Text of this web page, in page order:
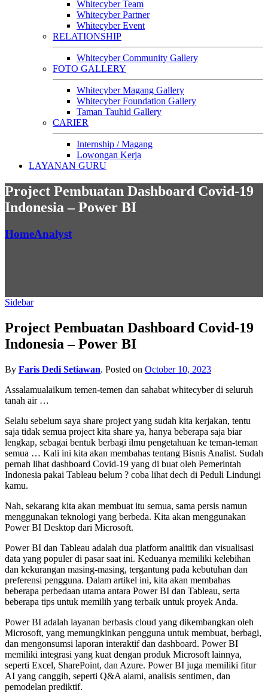
Whitecyber Team
Whitecyber Partner
Whitecyber Event
RELATIONSHIP
Whitecyber Community Gallery
FOTO GALLERY
Whitecyber Magang Gallery
Whitecyber Foundation Gallery
Taman Tauhid Gallery
CARIER
Internship / Magang
Lowongan Kerja
LAYANAN GURU
Project Pembuatan Dashboard Covid-19
Indonesia – Power BI
HomeAnalyst
Sidebar
Project Pembuatan Dashboard Covid-19
Indonesia – Power BI
By Faris Dedi Setiawan. Posted on October 10, 2023
Assalamualaikum temen-temen dan sahabat whitecyber di seluruh
tanah air …
Selalu sebelum saya share project yang sudah kita kerjakan, tentu
saja tidak semua project kita share ya, hanya beberapa saja biar
lengkap, sebagai bentuk berbagi ilmu pengetahuan ke teman-teman
semua … Kali ini kita akan membahas tentang Bisnis Analist. Sudah
pernah lihat dashboard Covid-19 yang di buat oleh Pemerintah
Indonesia pakai Tableau belum ? coba lihat dech di Peduli Lindungi
kamu.
Nah, sekarang kita akan membuat itu semua, sama persis namun
menggunakan teknologi yang berbeda. Kita akan menggunakan
Power BI Desktop dari Microsoft.
Power BI dan Tableau adalah dua platform analitik dan visualisasi
data yang populer di pasar saat ini. Keduanya memiliki kelebihan
dan kekurangan masing-masing, tergantung pada kebutuhan dan
preferensi pengguna. Dalam artikel ini, kita akan membahas
beberapa perbedaan utama antara Power BI dan Tableau, serta
beberapa tips untuk memilih yang terbaik untuk proyek Anda.
Power BI adalah layanan berbasis cloud yang dikembangkan oleh
Microsoft, yang memungkinkan pengguna untuk membuat, berbagi,
dan mengonsumsi laporan interaktif dan dashboard. Power BI
memiliki integrasi yang kuat dengan produk Microsoft lainnya,
seperti Excel, SharePoint, dan Azure. Power BI juga memiliki fitur
AI yang canggih, seperti Q&A alami, analisis sentimen, dan
pemodelan prediktif.